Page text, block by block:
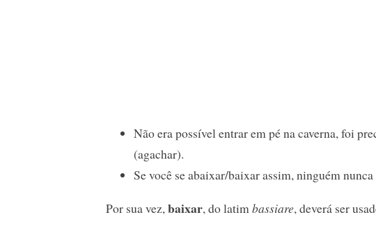
Não era possível entrar em pé na caverna, foi
(agachar).
Se você se abaixar/baixar assim, ninguém
Por sua vez,baixar, do latimbassiare, deverá ser